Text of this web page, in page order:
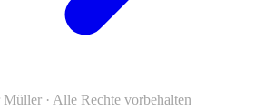
· Alle Rechte vorbehalten